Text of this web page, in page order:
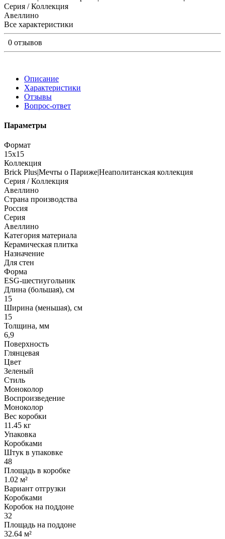
Серия / Коллекция
Авеллино
Все характеристики
0 отзывов
Описание
Характеристики
Отзывы
Вопрос-ответ
Параметры
Формат
15x15
Коллекция
Brick Plus|Мечты о Париже|Неаполитанская коллекция
Серия / Коллекция
Авеллино
Страна производства
Россия
Серия
Авеллино
Категория материала
Керамическая плитка
Назначение
Для стен
Форма
ESG-шестиугольник
Длина (большая), см
15
Ширина (меньшая), см
15
Толщина, мм
6,9
Поверхность
Глянцевая
Цвет
Зеленый
Стиль
Моноколор
Воспроизведение
Моноколор
Вес коробки
11.45 кг
Упаковка
Коробками
Штук в упаковке
48
Площадь в коробке
1.02 м²
Вариант отгрузки
Коробками
Коробок на поддоне
32
Площадь на поддоне
32.64 м²